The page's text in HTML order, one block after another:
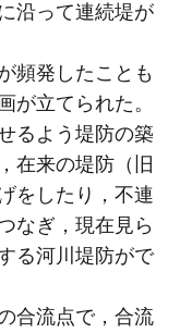
沿って連続堤が
頻発したことも
が立てられた。
るよう堤防の築
在来の堤防（旧
をしたり，不連
なぎ，現在見ら
る河川堤防がで
合流点で，合流